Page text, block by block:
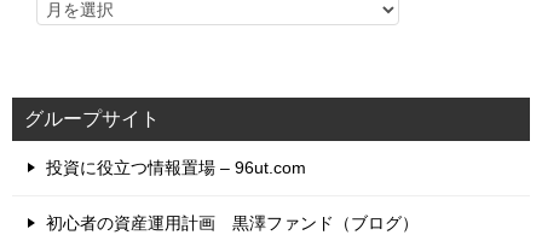
グループサイト
投資に役立つ情報置場 – 96ut.com
初心者の資産運用計画 黒澤ファンド（ブログ）